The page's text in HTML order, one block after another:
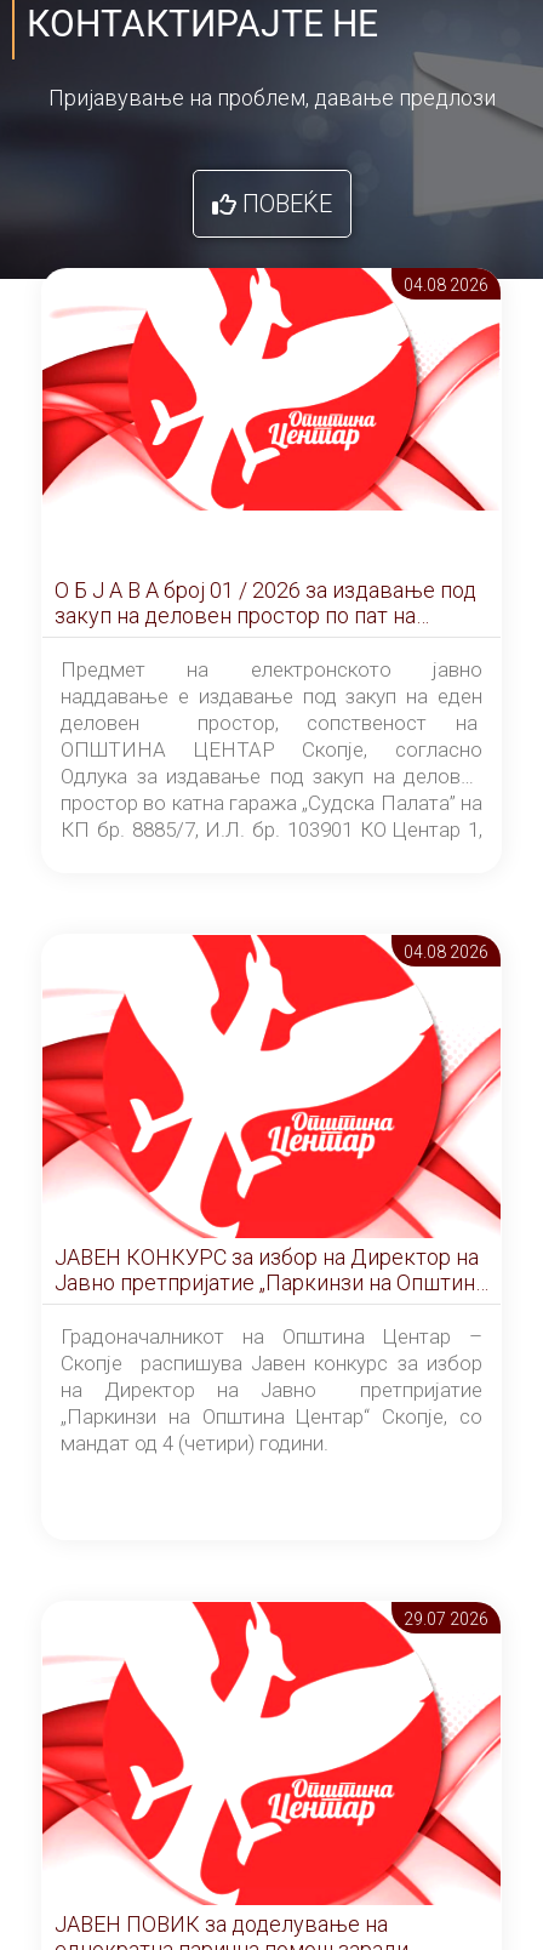
КОНТАКТИРАЈТЕ НЕ
Пријавување на проблем, давање предлози
ПОВЕЌЕ
04.08 2026
О Б Ј А В А брoj 01 / 2026 за издавање под
закуп на деловен простор по пат на
ЕЛЕКТРОНСКО ЈАВНО НАДДАВАЊЕ
Предмет на електронското јавно
наддавање е издавање под закуп на еден
деловен простор, сопственост на
ОПШТИНА ЦЕНТАР Скопје, согласно
Одлука за издавање под закуп на деловен
простор во катна гаража „Судска Палата” на
КП бр. 8885/7, И.Л. бр. 103901 КО Центар 1,
Скопје” број 9/2026), за времетраење од 3
(три) години од денот на потпишувањето на
Договорот за закуп со најповолниот
понудувач.
04.08 2026
ЈАВЕН КОНКУРС за избор на Директор на
Јавно претпријатие „Паркинзи на Општина
Центар“ – Скопје
Градоначалникот на Општина Центар –
Скопје распишува Јавен конкурс за избор
на Директор на Јавно претпријатие
„Паркинзи на Општина Центар“ Скопје, со
мандат од 4 (четири) години.
29.07 2026
ЈАВЕН ПОВИК за доделување на